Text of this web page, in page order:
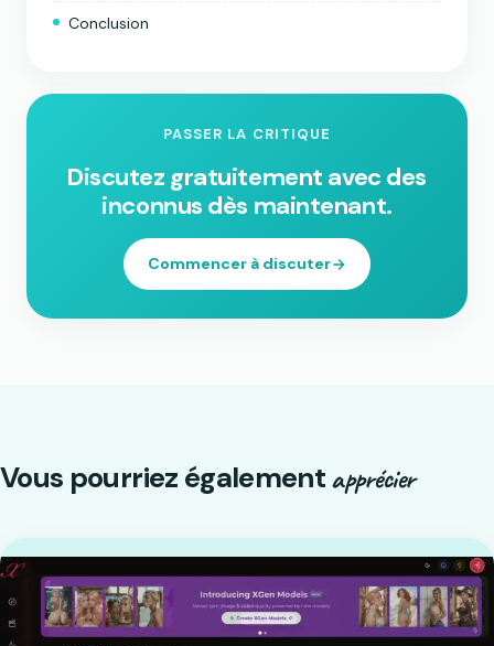
Conclusion
PASSER LA CRITIQUE
Discutez gratuitement avec des
inconnus dès maintenant.
Commencer à discuter
Vous pourriez égalementapprécier